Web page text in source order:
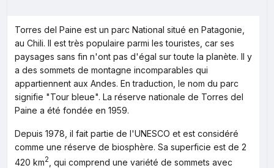
Torres del Paine est un parc National situé en Patagonie,
au Chili. Il est très populaire parmi les touristes, car ses
paysages sans fin n'ont pas d'égal sur toute la planète. Il y
a des sommets de montagne incomparables qui
appartiennent aux Andes. En traduction, le nom du parc
signifie "Tour bleue". La réserve nationale de Torres del
Paine a été fondée en 1959.
Depuis 1978, il fait partie de l'UNESCO et est considéré
comme une réserve de biosphère. Sa superficie est de 2
420 km2
, qui comprend une variété de sommets avec